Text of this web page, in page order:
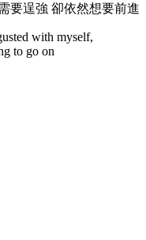
要逞強 卻依然想要前進
with myself,
to go on